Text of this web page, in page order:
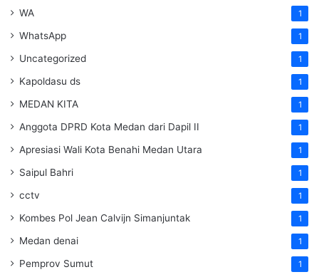
WA 1
WhatsApp 1
Uncategorized 1
Kapoldasu ds 1
MEDAN KITA 1
Anggota DPRD Kota Medan dari Dapil II 1
Apresiasi Wali Kota Benahi Medan Utara 1
Saipul Bahri 1
cctv 1
Kombes Pol Jean Calvijn Simanjuntak 1
Medan denai 1
Pemprov Sumut 1